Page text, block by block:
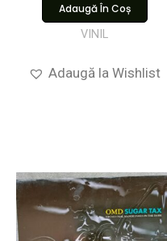
Adaugă În Coș
VINIL
Adaugă la Wishlist